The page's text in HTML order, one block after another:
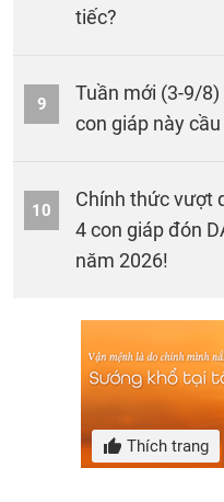
tiếc?
9
Tuần mới (3-9/8)
con giáp này
10
Chính thức vượt
4 con giáp đón
năm 2026!
Thích trang